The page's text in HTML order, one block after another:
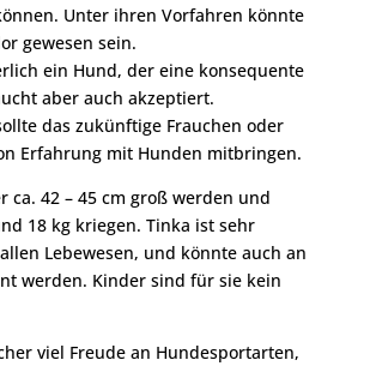
Unter ihren Vorfahren könnte
gewesen sein.
ein Hund, der eine konsequente
aber auch akzeptiert.
das zukünftige Frauchen oder
Erfahrung mit Hunden mitbringen.
ca. 42 – 45 cm groß werden und
18 kg kriegen. Tinka ist sehr
Lebewesen, und könnte auch an
werden. Kinder sind für sie kein
viel Freude an Hundesportarten,